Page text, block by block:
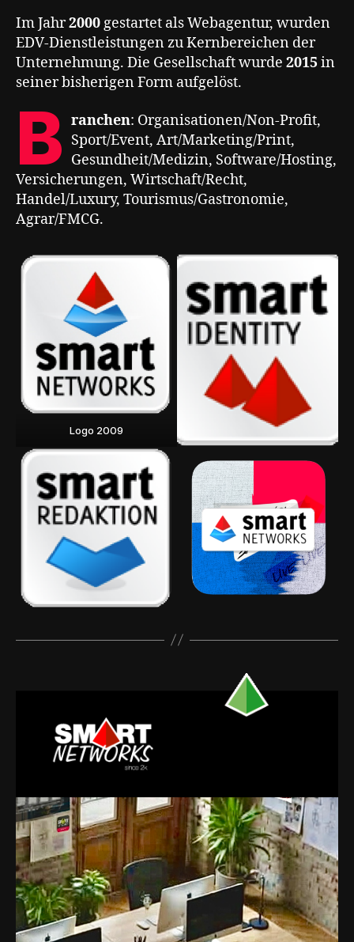
Im Jahr2000gestartet als Webagentur, wurden
EDV-Dienstleistungen zu Kernbereichen der
Unternehmung. Die Gesellschaft wurde 2015 in
seiner bisherigen Form aufgelöst.
B ranchen: Organisationen/Non-Profit,
Sport/Event, Art/Marketing/Print,
Gesundheit/Medizin, Software/Hosting,
Versicherungen, Wirtschaft/Recht,
Handel/Luxury, Tourismus/Gastronomie,
Agrar/FMCG.
Logo 2009